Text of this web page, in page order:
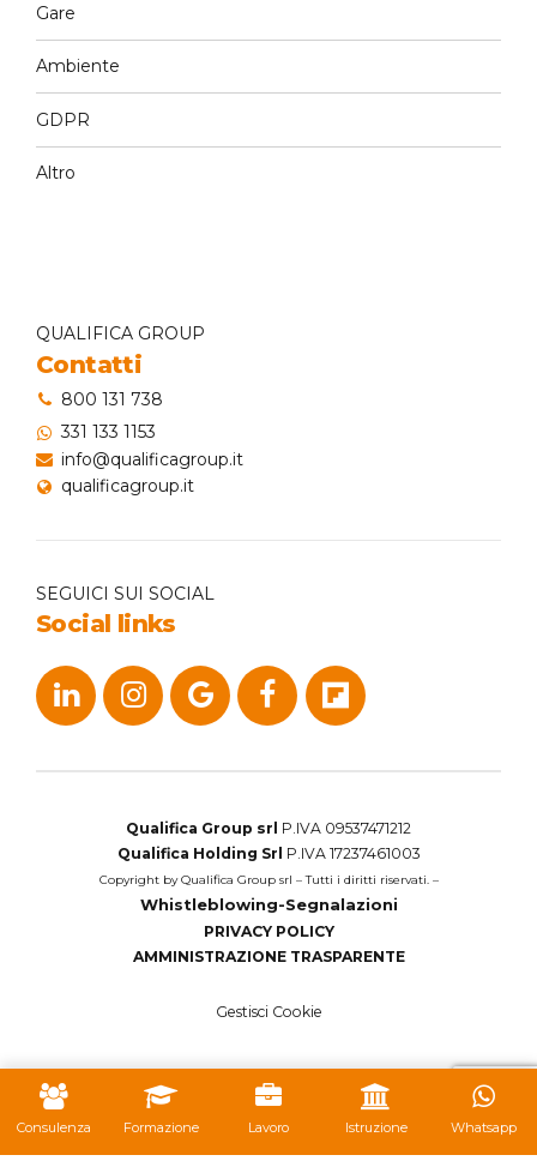
Gare
Ambiente
GDPR
Altro
QUALIFICA GROUP
Contatti
800 131 738
331 133 1153
info@qualificagroup.it
qualificagroup.it
SEGUICI SUI SOCIAL
Social links
Qualifica Group srl P.IVA 09537471212
Qualifica Holding Srl P.IVA 17237461003
Copyright by Qualifica Group srl – Tutti i diritti riservati. –
Whistleblowing-Segnalazioni
PRIVACY POLICY
AMMINISTRAZIONE TRASPARENTE
Gestisci Cookie
Consulenza Formazione Lavoro Istruzione Whatsapp